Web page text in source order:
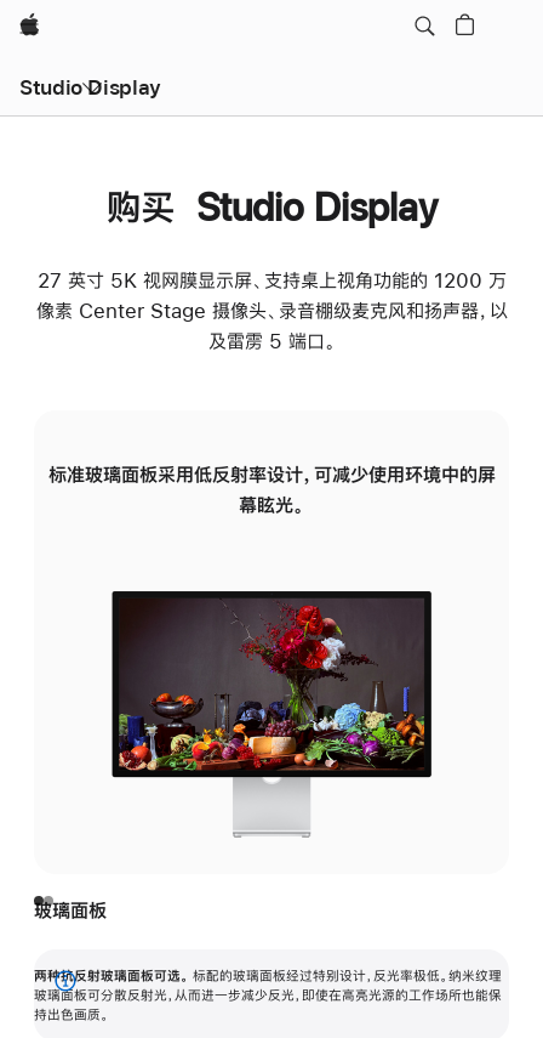
Apple
Studio Display
购买 Studio Display
27 英寸 5K 视网膜显示屏、支持桌上视角功能的 1200 万
像素 Center Stage 摄像头、录音棚级麦克风和扬声器，以
及雷雳 5 端口。
标准玻璃面板采用低反射率设计，可减少使用环境中的屏
幕眩光。
玻璃面板
两种抗反射玻璃面板可选。 标配的玻璃面板经过特别设计，反光率极低。纳米纹理
玻璃面板可分散反射光，从而进一步减少反光，即使在高亮光源的工作场所也能保
持出色画质。
展
开